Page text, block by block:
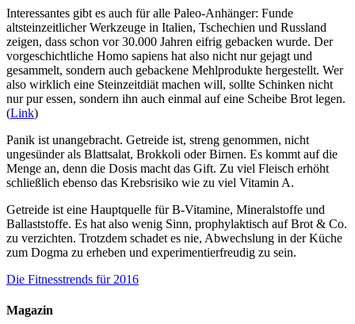
Interessantes gibt es auch für alle Paleo-Anhänger: Funde
altsteinzeitlicher Werkzeuge in Italien, Tschechien und Russland
zeigen, dass schon vor 30.000 Jahren eifrig gebacken wurde. Der
vorgeschichtliche Homo sapiens hat also nicht nur gejagt und
gesammelt, sondern auch gebackene Mehlprodukte hergestellt. Wer
also wirklich eine Steinzeitdiät machen will, sollte Schinken nicht
nur pur essen, sondern ihn auch einmal auf eine Scheibe Brot legen.
(Link)
Panik ist unangebracht. Getreide ist, streng genommen, nicht
ungesünder als Blattsalat, Brokkoli oder Birnen. Es kommt auf die
Menge an, denn die Dosis macht das Gift. Zu viel Fleisch erhöht
schließlich ebenso das Krebsrisiko wie zu viel Vitamin A.
Getreide ist eine Hauptquelle für B-Vitamine, Mineralstoffe und
Ballaststoffe. Es hat also wenig Sinn, prophylaktisch auf Brot & Co.
zu verzichten. Trotzdem schadet es nie, Abwechslung in der Küche
zum Dogma zu erheben und experimentierfreudig zu sein.
Die Fitnesstrends für 2016
Magazin